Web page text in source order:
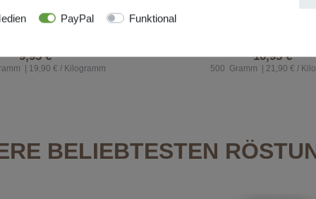
wie in Italien!
9,95 € *
| 19,90 € / Kilogramm
10,95 € *
500 Gramm | 21,90 € /
BELIEBTESTEN
PayPal
Funktional